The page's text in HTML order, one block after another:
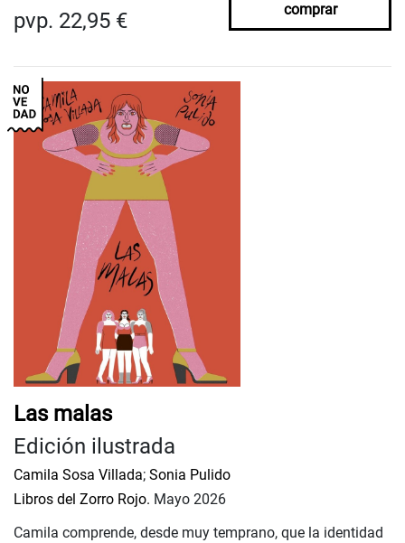
pvp. 22,95 € comprar
Las malas
Edición ilustrada
Camila Sosa Villada; Sonia Pulido
Libros del Zorro Rojo. Mayo 2026
Camila comprende, desde muy temprano, que la identidad